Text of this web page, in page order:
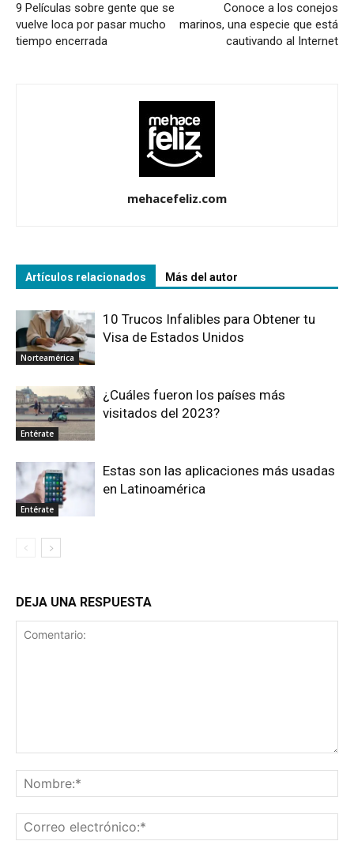
9 Películas sobre gente que se
vuelve loca por pasar mucho
tiempo encerrada
Conoce a los conejos
marinos, una especie que está
cautivando al Internet
mehacefeliz.com
Artículos relacionados Más del autor
Norteamérica
10 Trucos Infalibles para Obtener tu
Visa de Estados Unidos
Entérate
¿Cuáles fueron los países más
visitados del 2023?
Entérate
Estas son las aplicaciones más usadas
en Latinoamérica
DEJA UNA RESPUESTA